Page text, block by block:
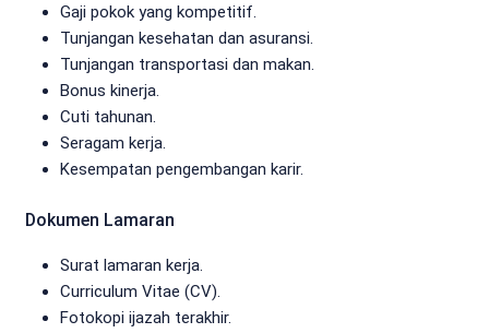
Gaji pokok yang kompetitif.
Tunjangan kesehatan dan asuransi.
Tunjangan transportasi dan makan.
Bonus kinerja.
Cuti tahunan.
Seragam kerja.
Kesempatan pengembangan karir.
Dokumen Lamaran
Surat lamaran kerja.
Curriculum Vitae (CV).
Fotokopi ijazah terakhir.